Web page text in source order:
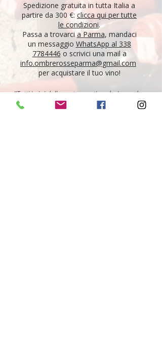
Spedizione gratuita in tutta Italia a
partire da 300 €: clicca qui per tutte
le condizioni.
Passa a trovarcia Parma, mandaci
un messaggio WhatsApp al 338
7784446 o scrivici una mail a
info.ombrerosseparma@gmail.com
per acquistare il tuo vino!
"Tutti i vini della nostra cantina derivano da un
lungo percorso di ricerca, iniziato nel 1995 con